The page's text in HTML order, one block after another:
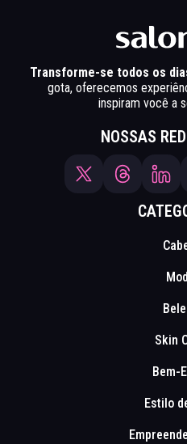
Transforme-se todos os
gota, oferecemos
inspiram você a
NOSSAS
Skin
Bem-
Estilo